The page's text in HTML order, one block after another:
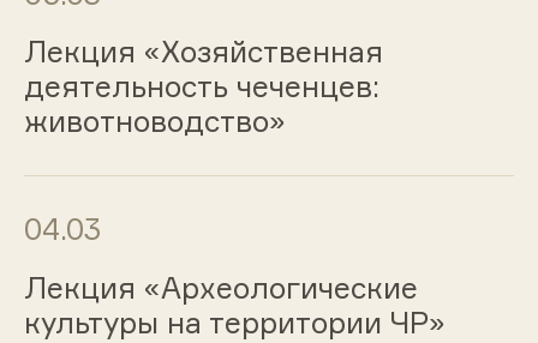
Лекция «Хозяйственная
деятельность чеченцев:
животноводство»
04.03
Лекция «Археологические
культуры на территории ЧР»